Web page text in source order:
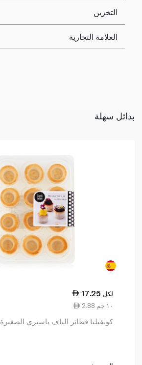
التخزين
العلامة التجارية
بدائل سهلة
17.25 لكل
2.88 ١٠ جم
كونفيلتا فطائر الباف باستري الصغيرة 12 قطعة